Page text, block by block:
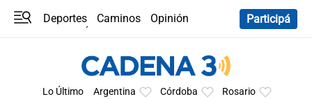
Deportes Caminos
Opinión
Participá
Lo Último Argentina Córdoba Rosario